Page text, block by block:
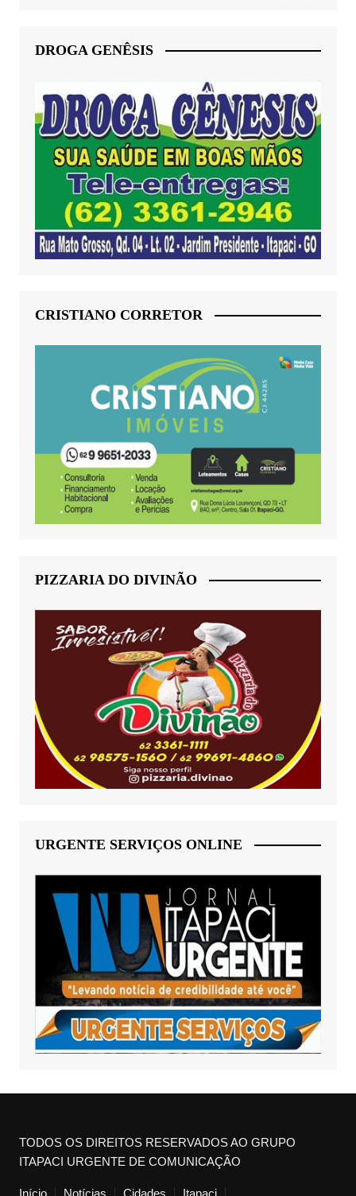
DROGA GENÊSIS
CRISTIANO CORRETOR
PIZZARIA DO DIVINÃO
URGENTE SERVIÇOS ONLINE
TODOS OS DIREITOS RESERVADOS AO GRUPO
ITAPACI URGENTE DE COMUNICAÇÃO
Início Notícias Cidades Itapaci